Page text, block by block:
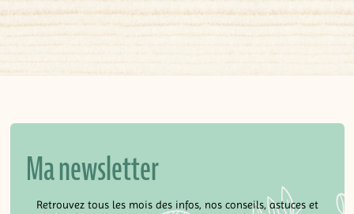
Ma newsletter
Retrouvez tous les mois des infos, nos conseils, astuces et